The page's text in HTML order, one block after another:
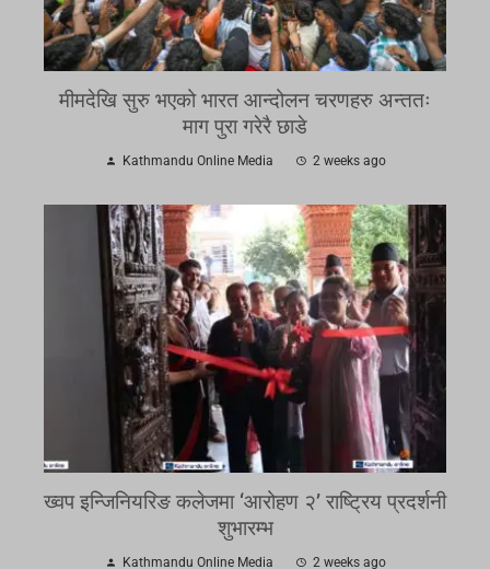
मीमदेखि सुरु भएको भारत आन्दोलन चरणहरु अन्ततः
माग पुरा गरेरै छाडे
Kathmandu Online Media 2 weeks ago
ख्वप इन्जिनियरिङ कलेजमा ‘आरोहण २’ राष्ट्रिय प्रदर्शनी
शुभारम्भ
Kathmandu Online Media 2 weeks ago